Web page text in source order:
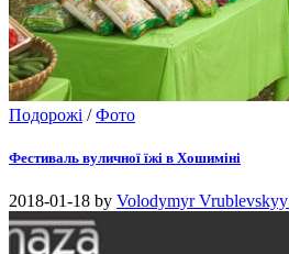
Подорожі /Фото
Фестиваль вуличної їжі в Хошиміні
2018-01-18 by Volodymyr Vrublevskyy